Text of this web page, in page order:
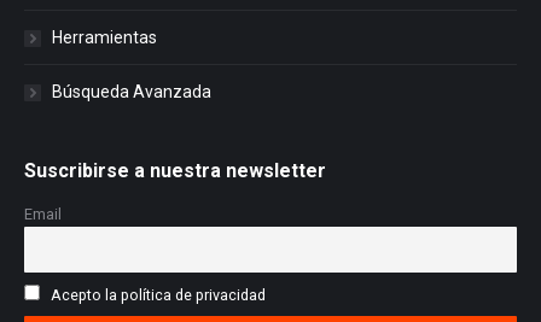
Herramientas
Búsqueda Avanzada
Suscribirse a nuestra newsletter
Email
Acepto la política de privacidad